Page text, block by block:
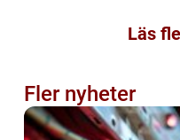
Läs
Fler nyheter